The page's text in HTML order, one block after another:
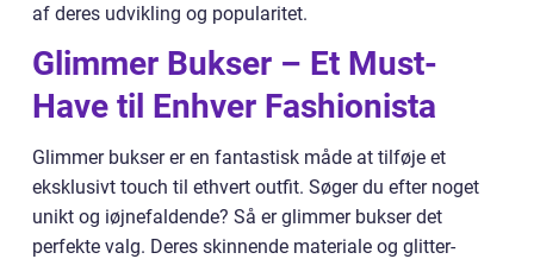
af deres udvikling og popularitet.
Glimmer Bukser – Et Must-
Have til Enhver Fashionista
Glimmer bukser er en fantastisk måde at tilføje et
eksklusivt touch til ethvert outfit. Søger du efter noget
unikt og iøjnefaldende? Så er glimmer bukser det
perfekte valg. Deres skinnende materiale og glitter-